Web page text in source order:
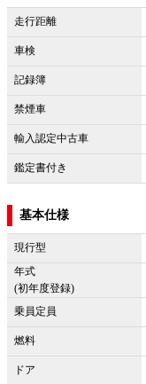
走行距離
車検
記録簿
禁煙車
輸入認定中古車
鑑定書付き
基本仕様
現行型
年式
(初年度登録)
乗員定員
燃料
ドア